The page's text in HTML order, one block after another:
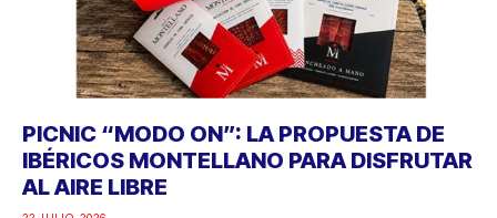
PICNIC “MODO ON”: LA PROPUESTA DE
IBÉRICOS MONTELLANO PARA DISFRUTAR
AL AIRE LIBRE